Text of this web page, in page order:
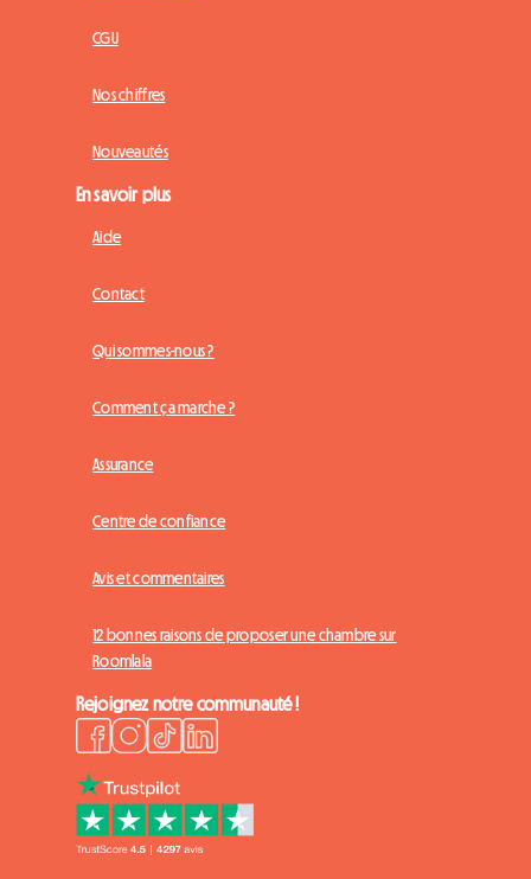
CGU
Nos chiffres
Nouveautés
En savoir plus
Aide
Contact
Qui sommes-nous ?
Comment ça marche ?
Assurance
Centre de confiance
Avis et commentaires
12 bonnes raisons de proposer une chambre sur
Roomlala
Rejoignez notre communauté !